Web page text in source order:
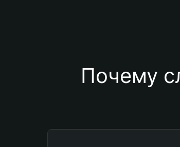
Почему